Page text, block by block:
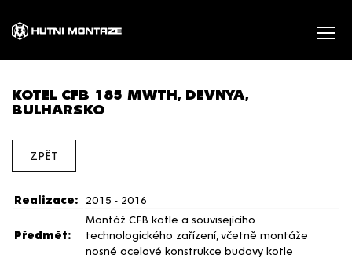
KOTEL CFB 185 MWTH, DEVNYA,
BULHARSKO
ZPĚT
Realizace: 2015 - 2016
Předmět:
Montáž CFB kotle a souvisejícího
technologického zařízení, včetně montáže
nosné ocelové konstrukce budovy kotle